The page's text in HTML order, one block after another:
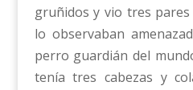
gruñidos y vio tres
lo observaban
perro guardián del
tenía tres cabezas y